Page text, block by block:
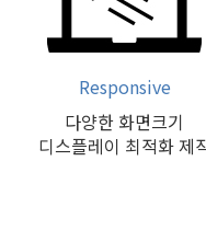
Responsive
다양한 화면크기
디스플레이 최적화 제